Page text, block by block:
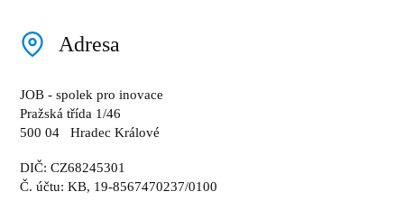
Adresa
JOB - spolek pro inovace
Pražská třída 1/46
500 04 Hradec Králové
DIČ: CZ68245301
Č. účtu: KB, 19-8567470237/0100